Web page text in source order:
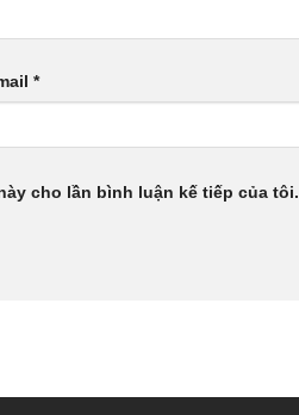
*
cho lần bình luận kế tiếp của tôi.